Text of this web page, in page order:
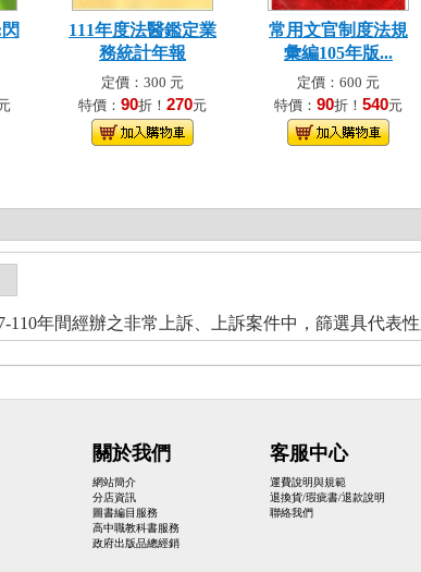
111年度法醫鑑定業
務統計年報
定價：300 元
特價： 90折！ 270元
常用文官制度法規
彙編105年版...
定價：600 元
特價： 90折！ 540元
110年間經辦之非常上訴、上訴案件中，篩選具代表
關於我們
網站簡介
分店資訊
圖書編目服務
高中職教科書服務
政府出版品總經銷
客服中心
運費說明與規範
退換貨/瑕疵書/退款說明
聯絡我們